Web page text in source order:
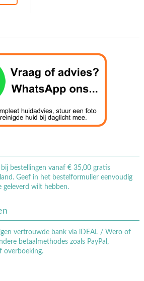
bestellingen vanaf € 35,00 gratis
Geef in het bestelformulier eenvoudig
geleverd wilt hebben.
vertrouwde bank via iDEAL / Wero of
betaalmethodes zoals PayPal,
overboeking.